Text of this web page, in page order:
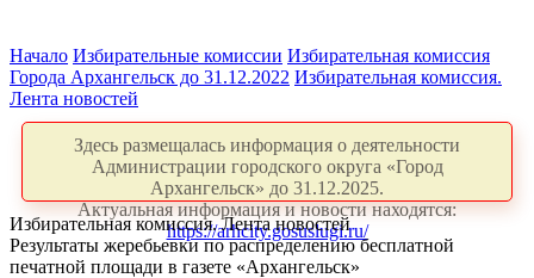
Начало Избирательные комиссии Избирательная комиссия
Города Архангельск до 31.12.2022 Избирательная комиссия.
Лента новостей
Здесь размещалась информация о деятельности
Администрации городского округа «Город
Архангельск» до 31.12.2025.
Актуальная информация и новости находятся:
https://arhcity.gosuslugi.ru/
Избирательная комиссия. Лента новостей
Результаты жеребьевки по распределению бесплатной
печатной площади в газете «Архангельск»